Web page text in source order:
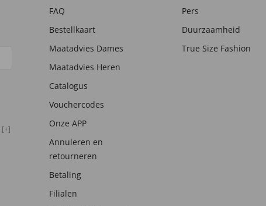
[+]
FAQ
Bestellkaart
Maatadvies Dames
Maatadvies Heren
Catalogus
Vouchercodes
Onze APP
Annuleren en
retourneren
Betaling
Filialen
Pers
Duurzaamheid
True Size Fashion